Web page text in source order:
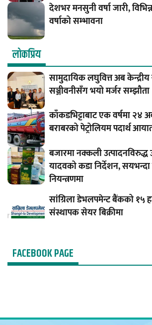
देशभर मनसुनी वर्षा जारी, विभिन्न
वर्षाको सम्भावना
लाेकप्रिय
सामुदायिक लघुवित्त अब केन्द्रीय
सञ्जीवनीसँग भयो मर्जर सम्झौता
काँकडभिट्टाबाट एक वर्षमा २४
बराबरको पेट्रोलियम पदार्थ
बजारमा नक्कली उत्पादनविरुद्ध
यादवको कडा निर्देशन, सयभन्दा
नियन्त्रणमा
सांग्रिला डेभलपमेन्ट बैंकको १५
संस्थापक सेयर बिक्रीमा
FACEBOOK PAGE